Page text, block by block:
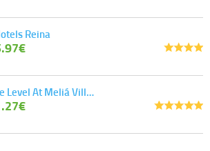
Reina
Level At Meliá Vill…